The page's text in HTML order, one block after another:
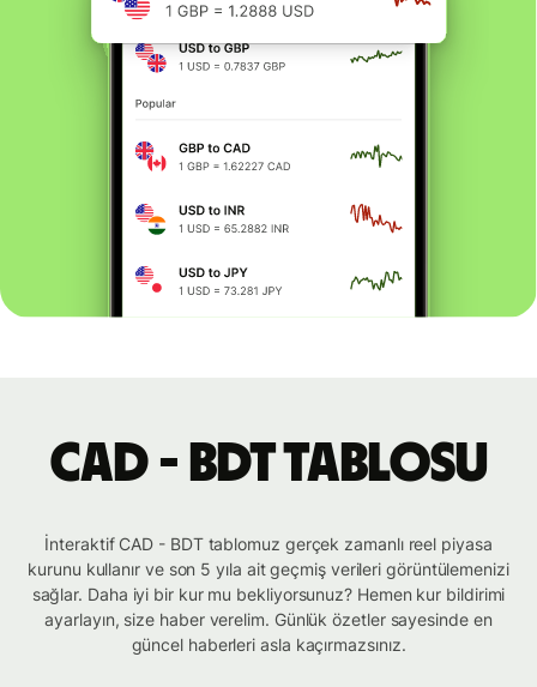
CAD - BDT tablosu
İnteraktif CAD - BDT tablomuz gerçek zamanlı reel piyasa
kurunu kullanır ve son 5 yıla ait geçmiş verileri görüntülemenizi
sağlar. Daha iyi bir kur mu bekliyorsunuz? Hemen kur bildirimi
ayarlayın, size haber verelim. Günlük özetler sayesinde en
güncel haberleri asla kaçırmazsınız.